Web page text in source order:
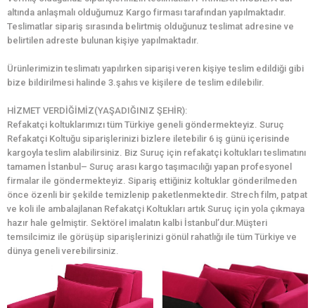
altında anlaşmalı olduğumuz Kargo firması tarafından yapılmaktadır.
Teslimatlar sipariş sırasında belirtmiş olduğunuz teslimat adresine ve
belirtilen adreste bulunan kişiye yapılmaktadır.
Ürünlerimizin teslimatı yapılırken siparişi veren kişiye teslim edildiği gibi
bize bildirilmesi halinde 3.şahıs ve kişilere de teslim edilebilir.
HİZMET VERDİĞİMİZ(YAŞADIĞINIZ ŞEHİR):
Refakatçi koltuklarımızı tüm Türkiye geneli göndermekteyiz. Suruç
Refakatçi Koltuğu siparişlerinizi bizlere iletebilir 6 iş günü içerisinde
kargoyla teslim alabilirsiniz. Biz Suruç için refakatçi koltukları teslimatını
tamamen İstanbul– Suruç arası kargo taşımacılığı yapan profesyonel
firmalar ile göndermekteyiz. Sipariş ettiğiniz koltuklar gönderilmeden
önce özenli bir şekilde temizlenip paketlenmektedir. Strech film, patpat
ve koli ile ambalajlanan Refakatçi Koltukları artık Suruç için yola çıkmaya
hazır hale gelmiştir. Sektörel imalatın kalbi İstanbul’dur.Müşteri
temsilcimiz ile görüşüp siparişlerinizi gönül rahatlığı ile tüm Türkiye ve
dünya geneli verebilirsiniz.